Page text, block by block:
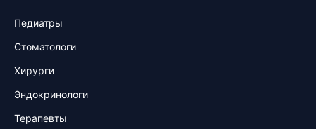
Педиатры
Стоматологи
Хирурги
Эндокринологи
Терапевты